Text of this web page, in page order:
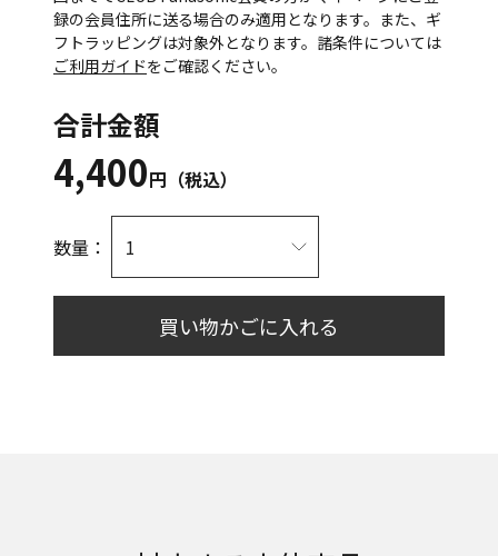
録の会員住所に送る場合のみ適用となります。また、ギ
フトラッピングは対象外となります。諸条件については
ご利用ガイドをご確認ください。
合計金額
4,400円（税込）
数量：
買い物かごに入れる